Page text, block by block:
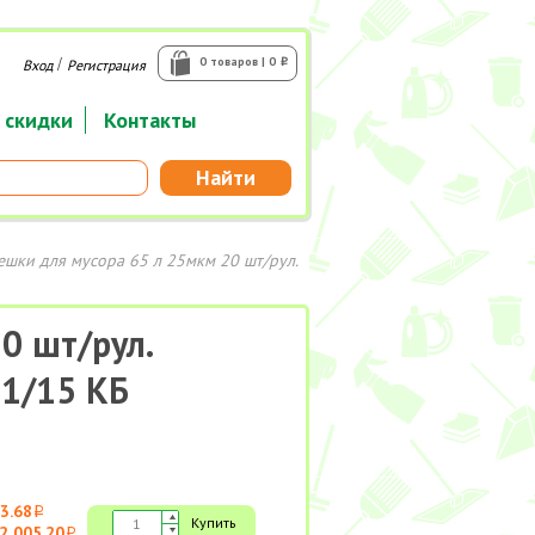
Контакты
Найти
0 товаров | 0 i
Вход/ Регистрация
для мусора 65 л 25мкм 20 шт/рул.
шт/рул.
15 КБ
i Купить